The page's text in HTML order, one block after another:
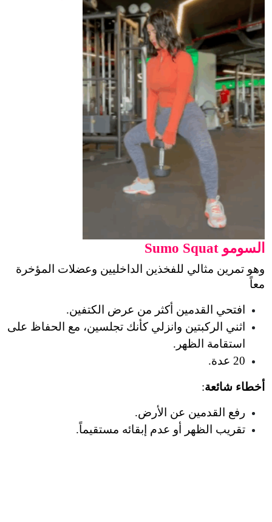
السومو Sumo Squat
معاً
افتحي القدمين أكثر من عرض الكتفين.
استقامة الظهر.
20 عدة.
أخطاء شائعة:
رفع القدمين عن الأرض.
تقريب الظهر أو عدم إبقائه مستقيماً.